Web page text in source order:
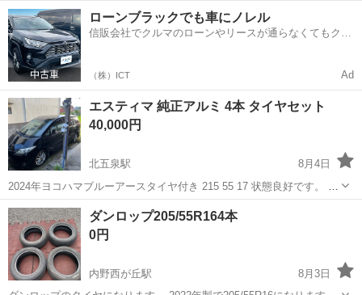
ないのでガリ傷などないです。 ベストマッチはrc オデッセイ ヴェゼ
ル みたいです。 エスティマにも履けてます。 ミニバンならだいたい
はいけると思います。 セ...
新潟 五泉市 北五泉駅 タイヤ、ホイール
ローンブラックでも車にノレル
信販会社でクルマのローンやリースが通らなくてもクル
（株）ICT Ad
エスティマ 純正アルミ 4本 タイヤセット
40,000円
北五泉駅
8月4日
2024年ヨコハマブルーアースタイヤ付き 215 55 17 状態良好です。 土
曜日お昼頃までの限定出品です。
新潟 五泉市 タイヤ、ホイール
ダンロップ205/55R164本
0円
内野西が丘駅
8月3日